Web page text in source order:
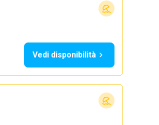
Vedi disponibilità